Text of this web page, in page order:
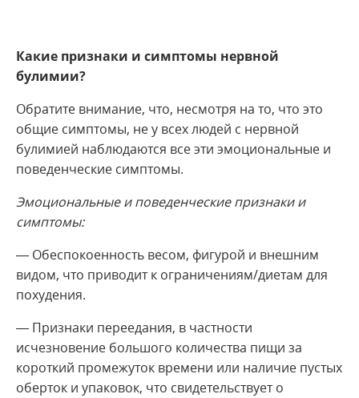
Какие признаки и симптомы нервной
булимии?
Обратите внимание, что, несмотря на то, что это
общие симптомы, не у всех людей с нервной
булимией наблюдаются все эти эмоциональные и
поведенческие симптомы.
Эмоциональные и поведенческие признаки и
симптомы:
— Обеспокоенность весом, фигурой и внешним
видом, что приводит к ограничениям/диетам для
похудения.
— Признаки переедания, в частности
исчезновение большого количества пищи за
короткий промежуток времени или наличие пустых
оберток и упаковок, что свидетельствует о